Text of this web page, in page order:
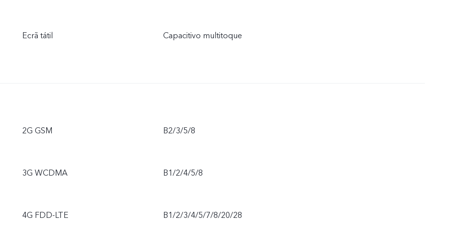
Ecrã tátil Capacitivo multitoque
2G GSM B2/3/5/8
3G WCDMA B1/2/4/5/8
4G FDD-LTE B1/2/3/4/5/7/8/20/28